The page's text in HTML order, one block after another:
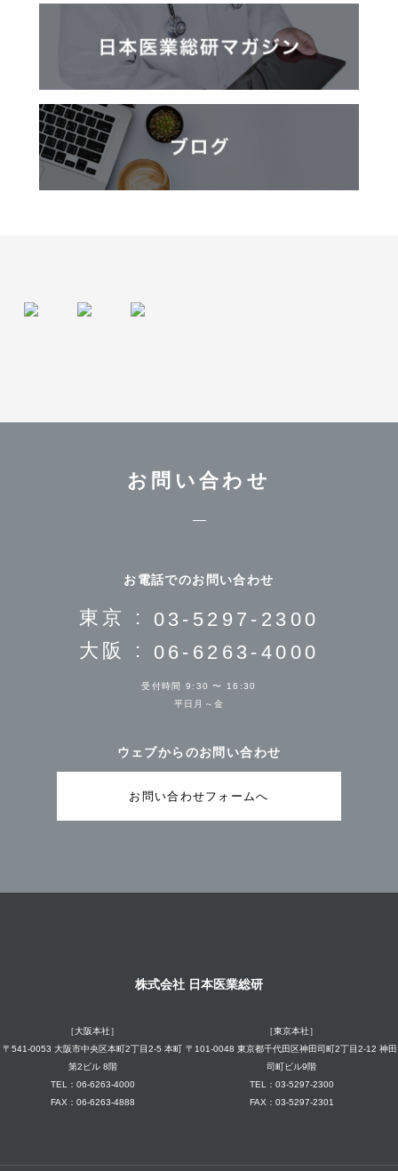
お問い合わせ
お電話でのお問い合わせ
東京 : 03-5297-2300
大阪 : 06-6263-4000
受付時間 9:30 〜 16:30
平日月～金
ウェブからのお問い合わせ
お問い合わせフォームへ
株式会社 日本医業総研
［大阪本社］
〒541-0053 大阪市中央区本町2丁目2-5 本町
第2ビル 8階
TEL：06-6263-4000
FAX：06-6263-4888
［東京本社］
〒101-0048 東京都千代田区神田司町2丁目2-12 神田
司町ビル9階
TEL：03-5297-2300
FAX：03-5297-2301